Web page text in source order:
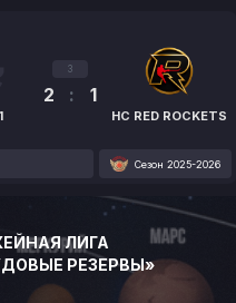
3
2 : 1
HC RED ROCKETS
Сезон 2025-2026
ЛИГА
РЕЗЕРВЫ»